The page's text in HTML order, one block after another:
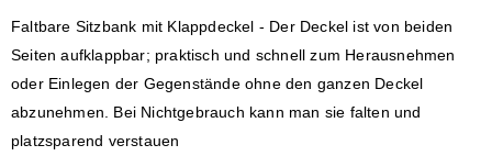
Faltbare Sitzbank mit Klappdeckel - Der Deckel ist von beiden
Seiten aufklappbar; praktisch und schnell zum Herausnehmen
oder Einlegen der Gegenstände ohne den ganzen Deckel
abzunehmen. Bei Nichtgebrauch kann man sie falten und
platzsparend verstauen